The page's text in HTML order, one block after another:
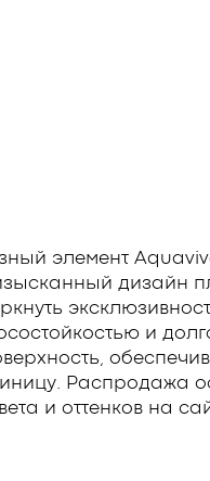
элемент
дизайн
и
Распродажа
и оттенков на